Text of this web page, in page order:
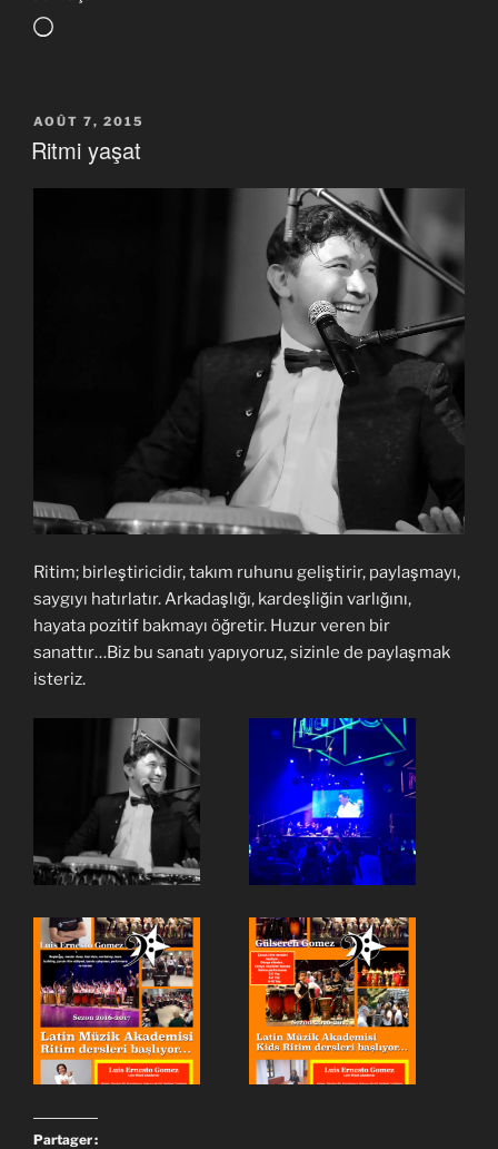
Chargement…
PUBLIÉ
LE
AOÛT 7, 2015
Ritmi yaşat
Ritim; birleştiricidir, takım ruhunu geliştirir, paylaşmayı,
saygıyı hatırlatır. Arkadaşlığı, kardeşliğin varlığını,
hayata pozitif bakmayı öğretir. Huzur veren bir
sanattır…Biz bu sanatı yapıyoruz, sizinle de paylaşmak
isteriz.
Partager :